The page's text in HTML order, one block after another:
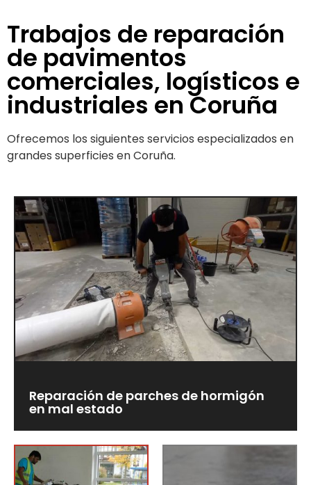
Trabajos de reparación
de pavimentos
comerciales, logísticos e
industriales en Coruña
Ofrecemos los siguientes servicios especializados en
grandes superficies en Coruña.
Reparación de parches de hormigón
en mal estado